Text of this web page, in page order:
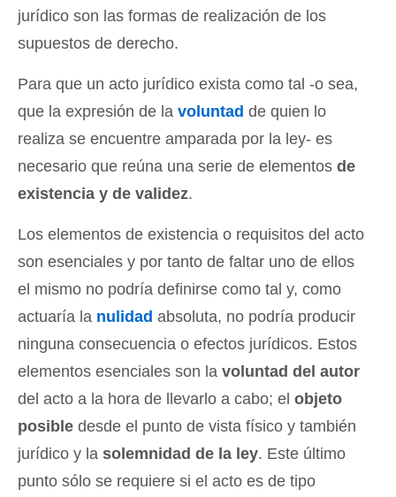
jurídico son las formas de realización de los
supuestos de derecho.
Para que un acto jurídico exista como tal -o sea,
que la expresión de la voluntad de quien lo
realiza se encuentre amparada por la ley- es
necesario que reúna una serie de elementos de
existencia y de validez.
Los elementos de existencia o requisitos del acto
son esenciales y por tanto de faltar uno de ellos
el mismo no podría definirse como tal y, como
actuaría la nulidad absoluta, no podría producir
ninguna consecuencia o efectos jurídicos. Estos
elementos esenciales son la voluntad del autor
del acto a la hora de llevarlo a cabo; el objeto
posible desde el punto de vista físico y también
jurídico y la solemnidad de la ley. Este último
punto sólo se requiere si el acto es de tipo